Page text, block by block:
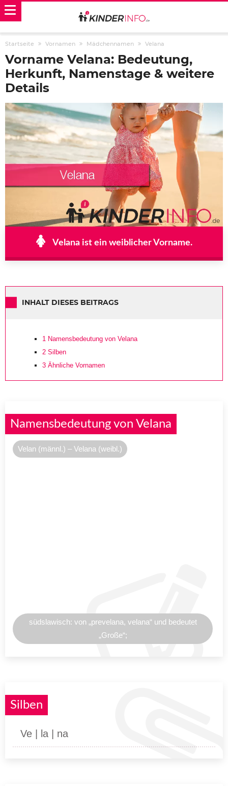
Startseite Vornamen Mädchennamen Velana
Vorname Velana: Bedeutung,
Herkunft, Namenstage & weitere
Details
Velana ist ein weiblicher Vorname.
INHALT DIESES BEITRAGS
1 Namensbedeutung von Velana
2 Silben
3 Ähnliche Vornamen
Namensbedeutung von Velana
Velan (männl.) – Velana (weibl.)
südslawisch: von „prevelana, velana“ und bedeutet
„Große“;
Silben
Ve | la | na